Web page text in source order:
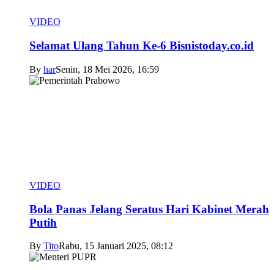
VIDEO
Selamat Ulang Tahun Ke-6 Bisnistoday.co.id
By harSenin, 18 Mei 2026, 16:59
VIDEO
Bola Panas Jelang Seratus Hari Kabinet Merah
Putih
By TitoRabu, 15 Januari 2025, 08:12